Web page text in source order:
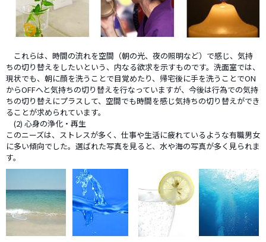
これらは、時間の流れを空間（朝の光、夜の照明など）で感じ、気持
ちの切り替えをしたいという、内なる欲求を示すものです。洗面室では、
現状でも、朝に顔を洗うことで目覚めたり、帰宅後に手を洗うことでON
からOFFへと気持ちの切り替えを行なっていますが、今後は行為での気持
ちの切り替えにプラスして、空間でも時間を感じ気持ちの切り替えができ
ることが求められています。
(2) 心身の浄化・再生
このニーズは、ストレスが多く、仕事や生活に疲れているような有職男女
に多い傾向でした。選ばれた写真を見ると、水や海の写真が多く見られま
す。